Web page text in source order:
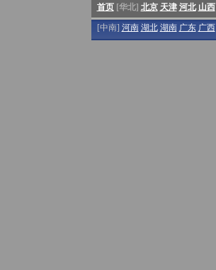
首页[华北] 北京 天津 河北 山西
[中南] 河南 湖北 湖南 广东 广西